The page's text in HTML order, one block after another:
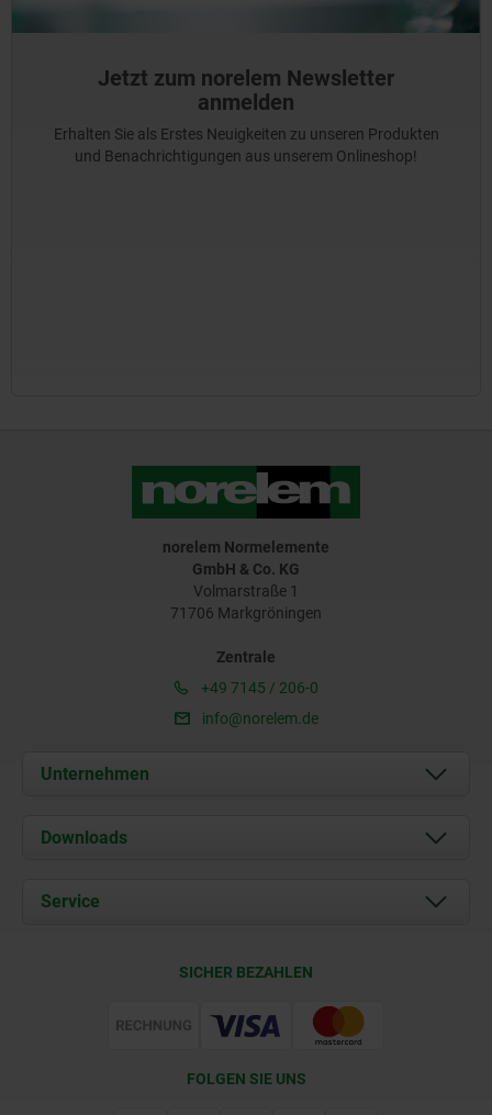
Jetzt zum norelem Newsletter
anmelden
Erhalten Sie als Erstes Neuigkeiten zu unseren Produkten
und Benachrichtigungen aus unserem Onlineshop!
norelem Normelemente
GmbH & Co. KG
Volmarstraße 1
71706 Markgröningen
Zentrale
+49 7145 / 206-0
info@norelem.de
Unternehmen
Über uns
Karriere
Downloads
Dokumente
Service
Web Support
SICHER BEZAHLEN
FOLGEN SIE UNS